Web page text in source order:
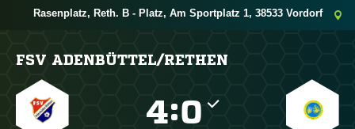
Rasenplatz, Reth. B - Platz, Am Sportplatz 1, 38533 Vordorf
FSV ADENBÜTTEL/​RETHEN
: